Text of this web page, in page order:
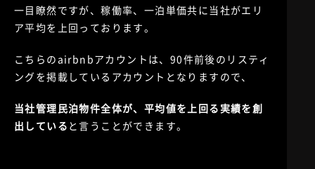
一目瞭然ですが、稼働率、一泊単価共に当社がエリ
ア平均を上回っております。
こちらのairbnbアカウントは、90件前後のリスティ
ングを掲載しているアカウントとなりますので、
当社管理民泊物件全体が、平均値を上回る実績を創
出している と言うことができます。